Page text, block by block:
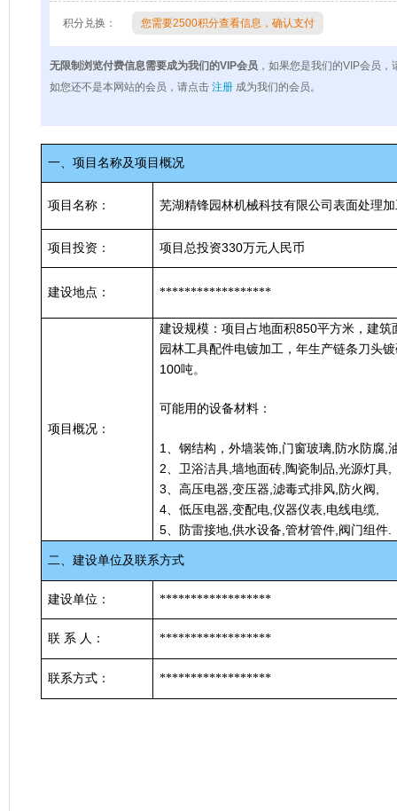
积分兑换： 您需要2500积分查看信息，确认支付
无限制浏览付费信息需要成为我们的VIP会员 ，如果您是我们的VIP会员，
如您还不是本网站的会员，请点击 注册 成为我们的会员。
一、项目名称及项目概况
项目名称： 芜湖精锋园林机械科技有限公司表面处理
项目投资： 项目总投资330万元人民币
建设地点： ******************
项目概况：
建设规模：项目占地面积850平方米，建筑
园林工具配件电镀加工，年生产链条刀头
100吨。
可能用的设备材料 ：
1 、钢结构，外墙装饰 门窗玻璃 防水防腐 ,
2、卫浴洁具 ,墙地面砖 陶瓷制品 ,光源灯具
3、高压电器 ,变压器 ,滤毒式排风 防火阀
4、低压电器 ,变配电 ,仪器仪表 电线电缆
5、防雷接地 ,供水设备 ,管材管件 阀门组件
二、建设单位及联系方式
建设单位： ******************
联 系 人： ******************
联系方式： ******************